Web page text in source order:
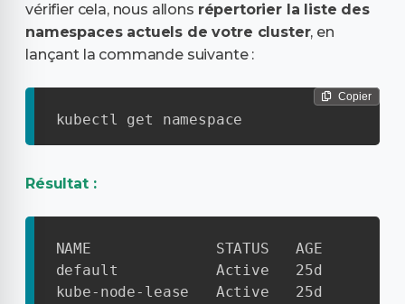
vérifier cela, nous allons répertorier la liste des
namespaces actuels de votre cluster, en
lançant la commande suivante :
Copier
kubectl get namespace
Résultat :
NAME              STATUS   AGE
default           Active   25d
kube-node-lease   Active   25d